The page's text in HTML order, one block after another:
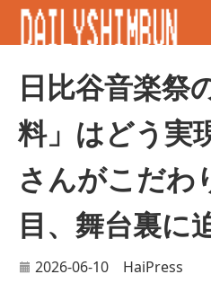
日比谷音楽祭
料」はどう実
さんがこだわ
目、舞台裏に
2026-06-10 HaiPress